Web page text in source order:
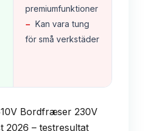
premiumfunktioner
− Kan vara tung
för små verkstäder